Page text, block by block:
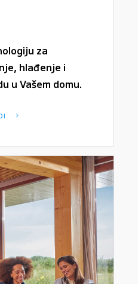
za
hlađenje i
u Vašem domu.